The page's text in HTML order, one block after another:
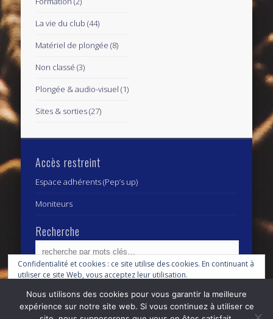
La vie du club (44)
Matériel de plongée (8)
Non classé (3)
Plongée & audio-visuel (1)
Sites & sorties(27)
Accès restreint
Espace adhérents (Pep’s up)
Moniteurs
Recherche
Archives
Archives
Confidentialité et cookies : ce site utilise des cookies. En continuant à
utiliser ce site Web, vous acceptez leur utilisation.
Pour en savoir plus, notamment sur la façon de contrôler les cookies,
consultez :Politique relative aux cookies
Nous utilisons des cookies pour vous garantir la meilleure
expérience sur notre site web. Si vous continuez à utiliser ce